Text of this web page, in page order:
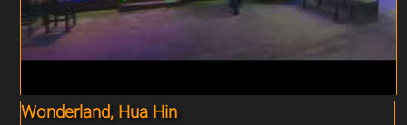
Wonderland, Hua Hin